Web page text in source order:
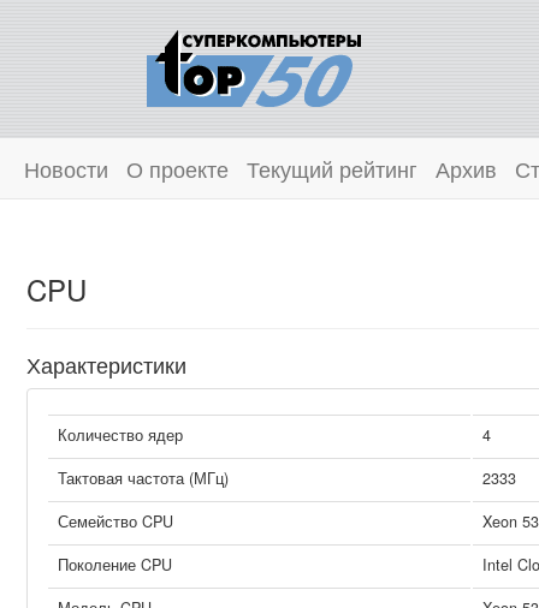
Новости О проекте Текущий рейтинг Архив
CPU
Характеристики
Количество ядер
4
Тактовая частота (МГц)
2333
Семейство CPU
Xeon
Поколение CPU
Intel